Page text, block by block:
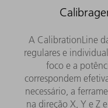
A CalibrationLine
regulares e
foco e a
correspondem
necessário, a
na direção X, Y e Z